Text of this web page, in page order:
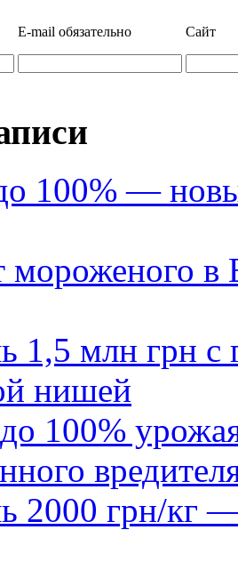
E-mail обязательно Сайт
100% —
мороженого в
1,5 млн грн с
нишей
100%
2000 грн/кг —